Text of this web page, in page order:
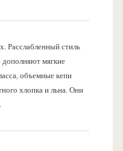
Расслабленный стиль
мягкие
объемные кепи
хлопка и льна. Они